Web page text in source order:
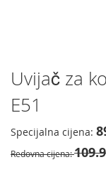
Preskočite
na
početak
galerije
slika
Uvijač za
E51
Specijalna cijena
Redovna cijena